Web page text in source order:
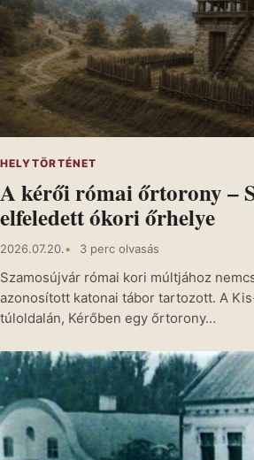
HELYTÖRTÉNET
A kérői római őrtorony –
elfeledett ókori őrhelye
2026.07.20. 3 perc olvasás
Szamosújvár római kori múltjához
azonosított katonai tábor tartozott. A
túloldalán, Kérőben egy őrtorony…